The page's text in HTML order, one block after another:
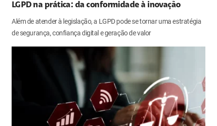
LGPD na prática: da conformidade à inovação
Além de atender à legislação, a LGPD pode se tornar uma estratégia
de segurança, confiança digital e geração de valor